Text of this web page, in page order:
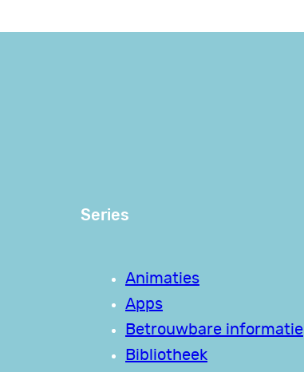
Series
Animaties
Apps
Betrouwbare informatie
Bibliotheek